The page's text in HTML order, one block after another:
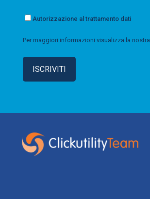
Autorizzazione al trattamento dati
Per maggiori informazioni visualizza la nostra